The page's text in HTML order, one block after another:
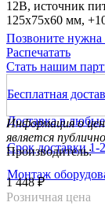
12В, источник
125х75х60 мм,
Позвоните нужна
Распечатать
Стать нашим
Бесплатная
Доставка в
Срок доставки 1-
Монтаж
Информация о
является
Производитель:
1 448 ₽
Розничная цена